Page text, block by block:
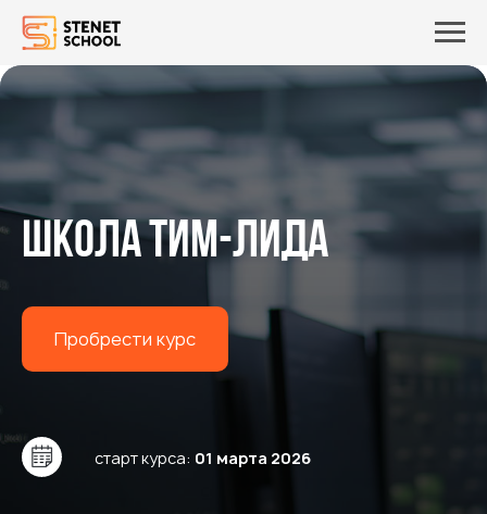
Школа ТИм-лида
Пробрести курс
старт курса: 01 марта 2026